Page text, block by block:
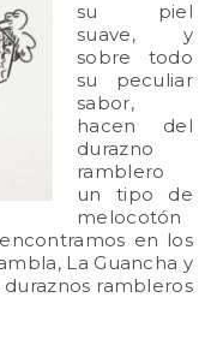
su piel
suave, y
sobre todo
su peculiar
sabor,
hacen del
durazno
ramblero
un tipo de
melocotón
en los
La Guancha y
rambleros